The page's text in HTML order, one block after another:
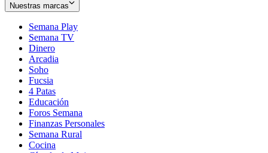
Nuestras marcas
Semana Play
Semana TV
Dinero
Arcadia
Soho
in
new
window
Fucsia
in
new
window
4 Patas
Educación
Foros Semana
Finanzas Personales
Semana Rural
Cocina